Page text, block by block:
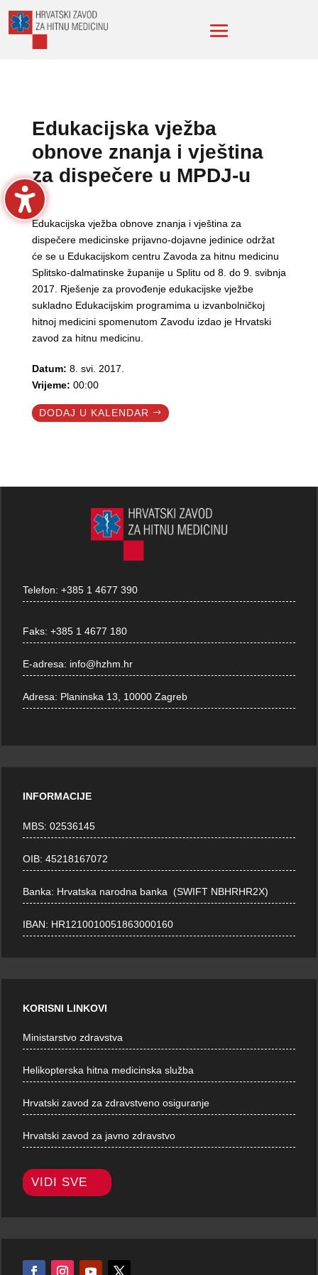
Edukacijska vježba
obnove znanja i vještina
za dispečere u MPDJ-u
Edukacijska vježba obnove znanja i vještina za
dispečere medicinske prijavno-dojavne jedinice održat
će se u Edukacijskom centru Zavoda za hitnu medicinu
Splitsko-dalmatinske županije u Splitu od 8. do 9. svibnja
2017. Rješenje za provođenje edukacijske vježbe
sukladno Edukacijskim programima u izvanbolničkoj
hitnoj medicini spomenutom Zavodu izdao je Hrvatski
zavod za hitnu medicinu.
Datum: 8. svi. 2017.
Vrijeme: 00:00
DODAJ U KALENDAR
Telefon:+385 1 4677 390
Faks:+385 1 4677 180
E-adresa: info@hzhm.hr
Adresa: Planinska 13, 10000 Zagreb
INFORMACIJE
MBS: 02536145
OIB: 45218167072
Banka: Hrvatska narodna banka (SWIFT NBHRHR2X)
IBAN: HR1210010051863000160
KORISNI LINKOVI
Ministarstvo zdravstva
Helikopterska hitna medicinska služba
Hrvatski zavod za zdravstveno osiguranje
Hrvatski zavod za javno zdravstvo
VIDI SVE